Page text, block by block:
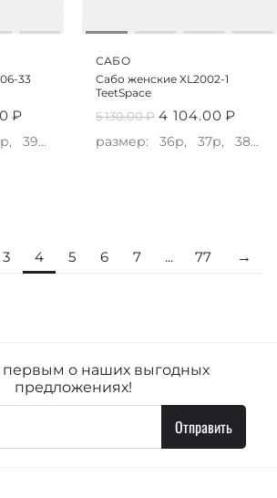
33
₽
39р,
САБО
Сабо женские XL2002-1
TeetSpace
5 130.00₽ 4 104.00 ₽
размер: 36р, 37р, 38р,
3 4 5 6 7 ... 77
первым о наших выгодных
предложениях!
Отправить